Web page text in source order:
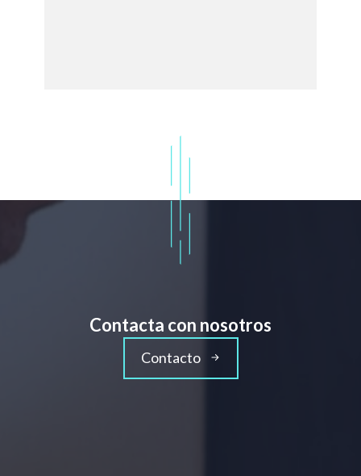
Contacta con nosotros
Contacto